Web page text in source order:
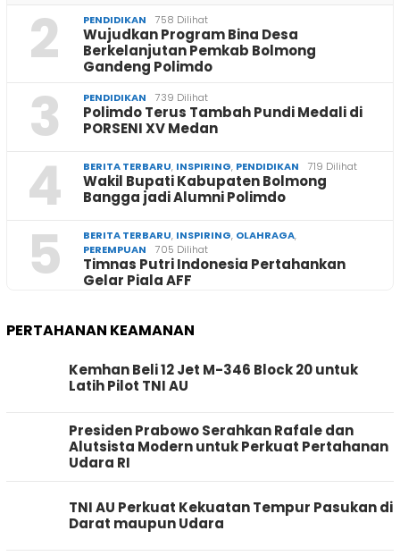
2 PENDIDIKAN 758 Dilihat
Wujudkan Program Bina Desa
Berkelanjutan Pemkab Bolmong
Gandeng Polimdo
3 PENDIDIKAN 739 Dilihat
Polimdo Terus Tambah Pundi Medali di
PORSENI XV Medan
4 BERITA TERBARU, INSPIRING, PENDIDIKAN 719 Dilihat
Wakil Bupati Kabupaten Bolmong
Bangga jadi Alumni Polimdo
5 BERITA TERBARU, INSPIRING, OLAHRAGA,
PEREMPUAN
705 Dilihat
Timnas Putri Indonesia Pertahankan
Gelar Piala AFF
PERTAHANAN KEAMANAN
Kemhan Beli 12 Jet M-346 Block 20 untuk
Latih Pilot TNI AU
Presiden Prabowo Serahkan Rafale dan
Alutsista Modern untuk Perkuat Pertahanan
Udara RI
TNI AU Perkuat Kekuatan Tempur Pasukan di
Darat maupun Udara